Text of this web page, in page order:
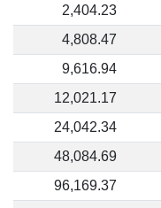
2,404.23
4,808.47
9,616.94
12,021.17
24,042.34
48,084.69
96,169.37